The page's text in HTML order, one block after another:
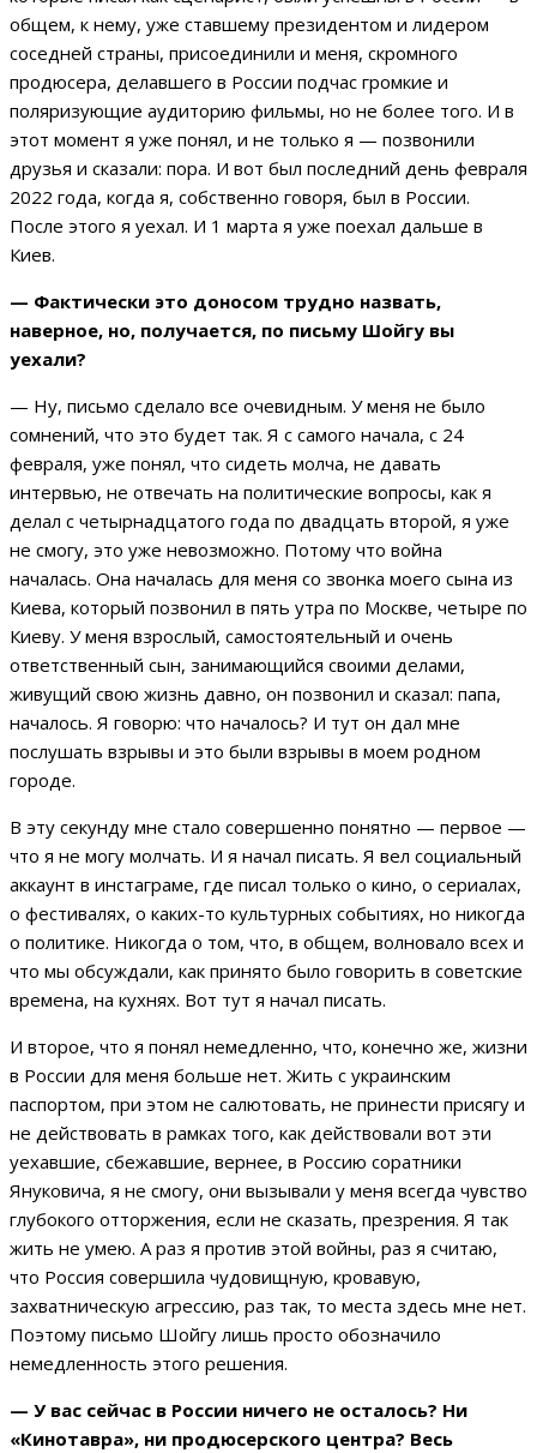
общем, к нему, уже ставшему президентом и лидером
соседней страны, присоединили и меня, скромного
продюсера, делавшего в России подчас громкие и
поляризующие аудиторию фильмы, но не более того. И в
этот момент я уже понял, и не только я — позвонили
друзья и сказали: пора. И вот был последний день февраля
2022 года, когда я, собственно говоря, был в России.
После этого я уехал. И 1 марта я уже поехал дальше в
Киев.
— Фактически это доносом трудно назвать,
наверное, но, получается, по письму Шойгу вы
уехали?
— Ну, письмо сделало все очевидным. У меня не было
сомнений, что это будет так. Я с самого начала, с 24
февраля, уже понял, что сидеть молча, не давать
интервью, не отвечать на политические вопросы, как я
делал с четырнадцатого года по двадцать второй, я уже
не смогу, это уже невозможно. Потому что война
началась. Она началась для меня со звонка моего сына из
Киева, который позвонил в пять утра по Москве, четыре по
Киеву. У меня взрослый, самостоятельный и очень
ответственный сын, занимающийся своими делами,
живущий свою жизнь давно, он позвонил и сказал: папа,
началось. Я говорю: что началось? И тут он дал мне
послушать взрывы и это были взрывы в моем родном
городе.
В эту секунду мне стало совершенно понятно — первое —
что я не могу молчать. И я начал писать. Я вел социальный
аккаунт в инстаграме, где писал только о кино, о сериалах,
о фестивалях, о каких-то культурных событиях, но никогда
о политике. Никогда о том, что, в общем, волновало всех и
что мы обсуждали, как принято было говорить в советские
времена, на кухнях. Вот тут я начал писать.
И второе, что я понял немедленно, что, конечно же, жизни
в России для меня больше нет. Жить с украинским
паспортом, при этом не салютовать, не принести присягу и
не действовать в рамках того, как действовали вот эти
уехавшие, сбежавшие, вернее, в Россию соратники
Януковича, я не смогу, они вызывали у меня всегда чувство
глубокого отторжения, если не сказать, презрения. Я так
жить не умею. А раз я против этой войны, раз я считаю,
что Россия совершила чудовищную, кровавую,
захватническую агрессию, раз так, то места здесь мне нет.
Поэтому письмо Шойгу лишь просто обозначило
немедленность этого решения.
— У вас сейчас в России ничего не осталось? Ни
«Кинотавра», ни продюсерского центра? Весь